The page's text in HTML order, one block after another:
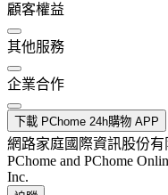
顧客權益
其他服務
企業合作
下載 PChome 24h購物 APP
網路家庭國際資訊股份
PChome and PChome
Inc.